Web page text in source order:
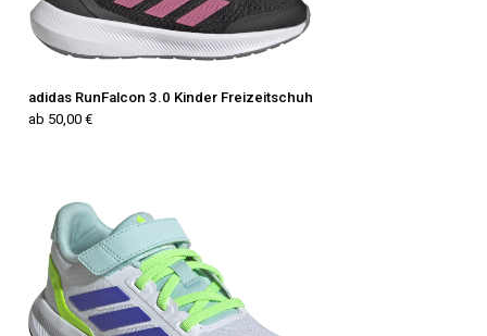
adidas RunFalcon 3.0 Kinder Freizeitschuh
ab 50,00 €